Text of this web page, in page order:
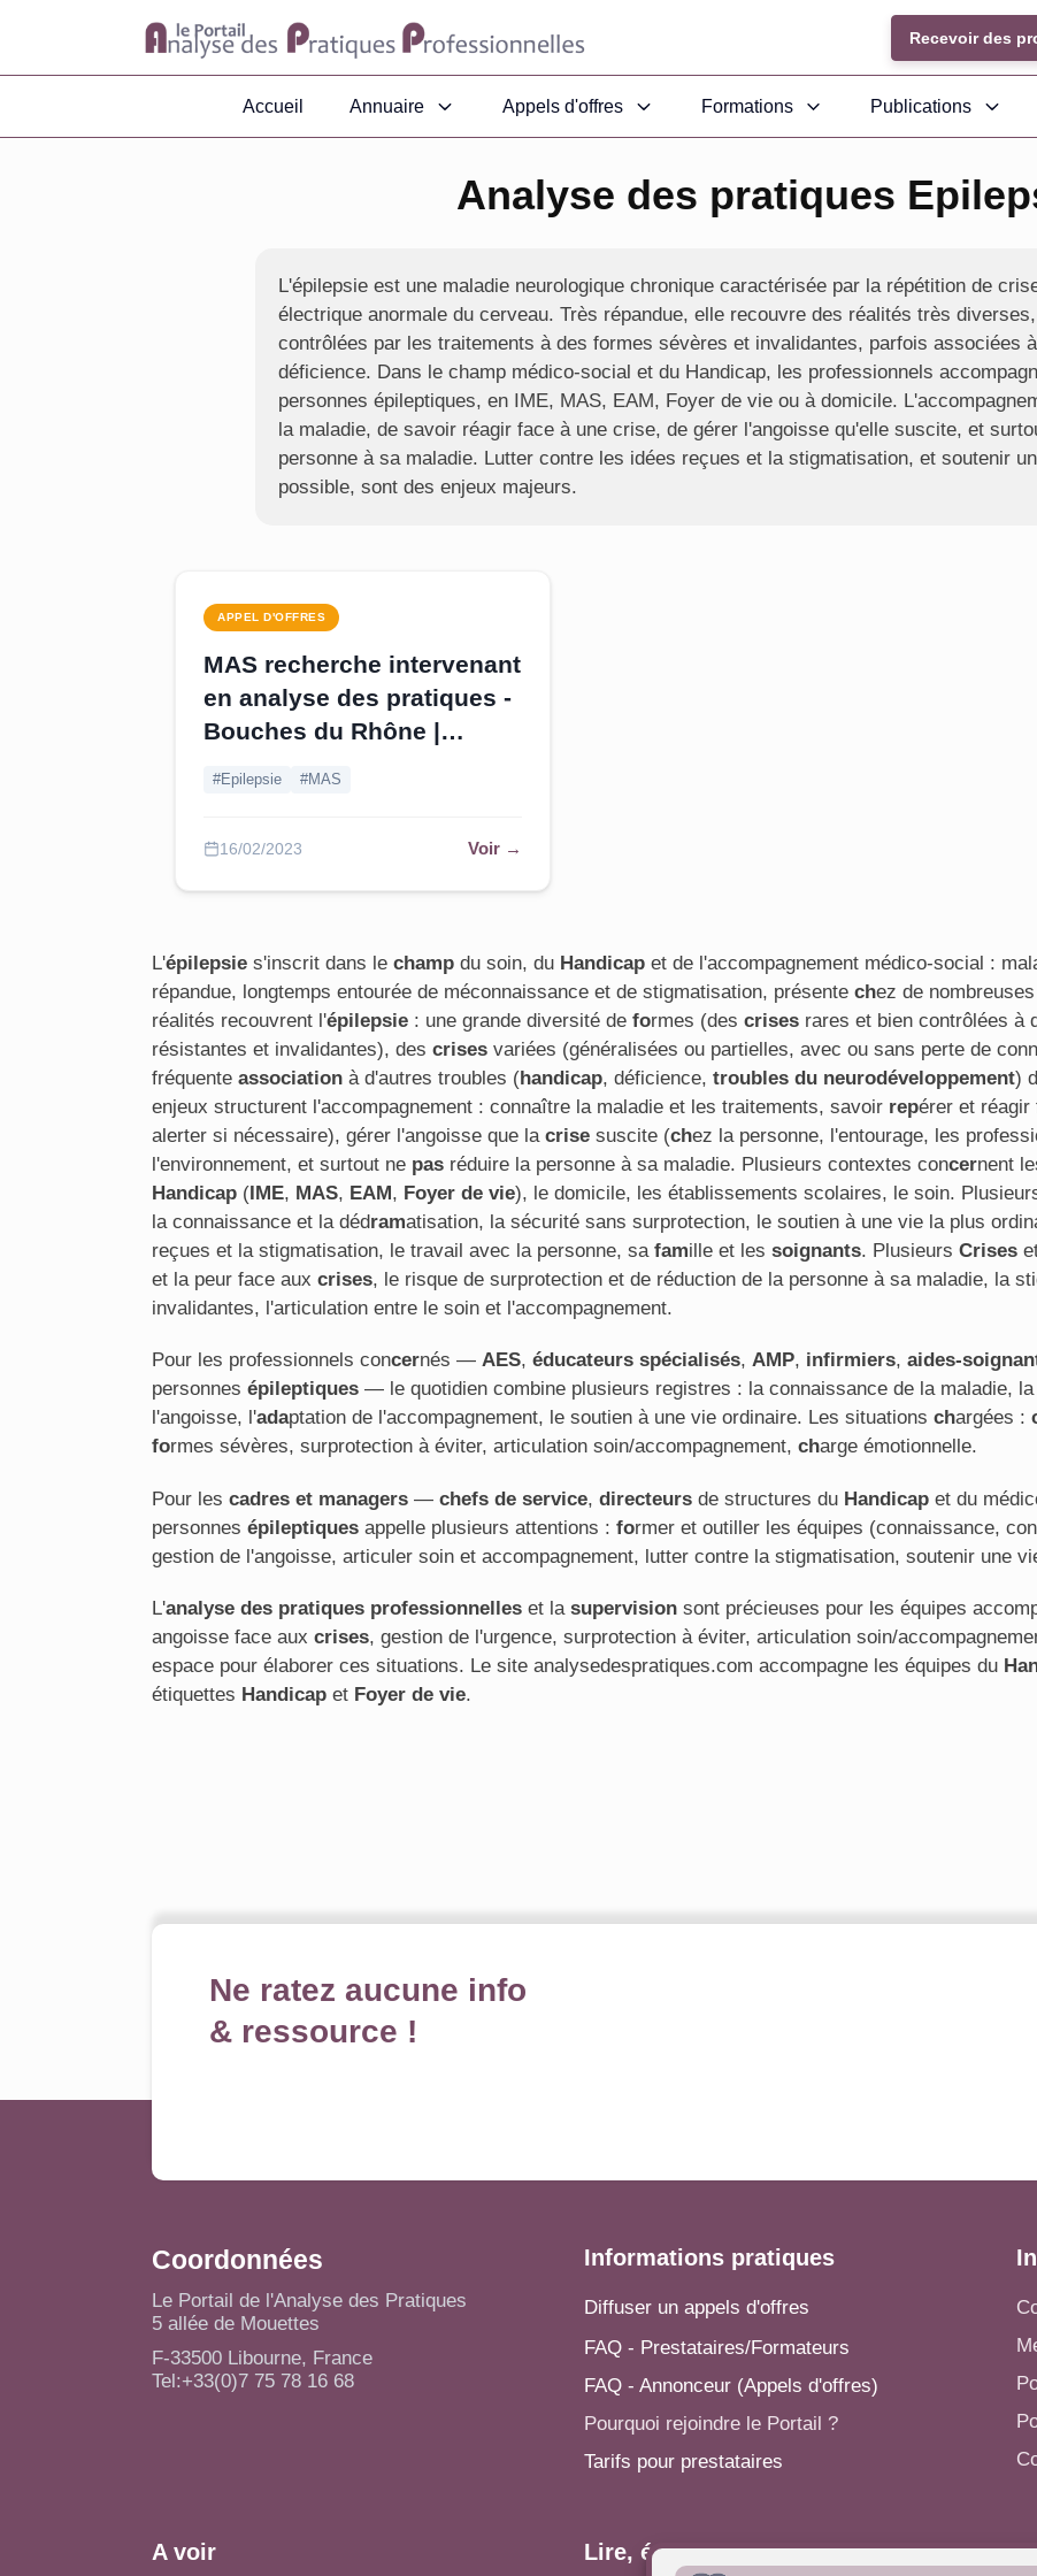
Recevoir des
Accueil Annuaire Appels d'offres Formations Publications
Analyse des pratiques
L'épilepsie est une maladie neurologique chronique caractérisée par la répétition de
électrique anormale du cerveau. Très répandue, elle recouvre des réalités très
contrôlées par les traitements à des formes sévères et invalidantes, parfois associées
déficience. Dans le champ médico-social et du Handicap, les professionnels
personnes épileptiques, en IME, MAS, EAM, Foyer de vie ou à domicile.
la maladie, de savoir réagir face à une crise, de gérer l'angoisse qu'elle suscite, et
personne à sa maladie. Lutter contre les idées reçues et la stigmatisation, et soutenir
possible, sont des enjeux majeurs.
APPEL D'OFFRES
MAS recherche intervenant
en analyse des pratiques -
Bouches du Rhône |
#Epilepsie #MAS
16/02/2023 Voir →
L'épilepsie s'inscrit dans le champ du soin, du Handicap et de l'accompagnement médico-social :
répandue, longtemps entourée de méconnaissance et de stigmatisation, présente chez de
réalités recouvrent l'épilepsie : une grande diversité de formes (des crises rares et bien contrôlées à
résistantes et invalidantes), des crises variées (généralisées ou partielles, avec ou sans perte de
fréquente association à d'autres troubles (handicap, déficience, troubles du neurodéveloppement)
enjeux structurent l'accompagnement : connaître la maladie et les traitements, savoir repérer et réagir
alerter si nécessaire), gérer l'angoisse que la crise suscite (chez la personne, l'entourage, les
l'environnement, et surtout ne pas réduire la personne à sa maladie. Plusieurs contextes concernent
Handicap (IME, MAS, EAM, Foyer de vie), le domicile, les établissements scolaires, le soin.
la connaissance et la dédramatisation, la sécurité sans surprotection, le soutien à une vie la plus
reçues et la stigmatisation, le travail avec la personne, sa famille et les soignants. Plusieurs Crises
et la peur face aux crises, le risque de surprotection et de réduction de la personne à sa maladie, la
invalidantes, l'articulation entre le soin et l'accompagnement.
Pour les professionnels concernés — AES, éducateurs spécialisés, AMP, infirmiers, aides-
personnes épileptiques — le quotidien combine plusieurs registres : la connaissance de la maladie,
l'angoisse, l'adaptation de l'accompagnement, le soutien à une vie ordinaire. Les situations chargées :
formes sévères, surprotection à éviter, articulation soin/accompagnement, charge émotionnelle.
Pour les cadres et managers — chefs de service, directeurs de structures du Handicap et du
personnes épileptiques appelle plusieurs attentions : former et outiller les équipes (connaissance,
gestion de l'angoisse, articuler soin et accompagnement, lutter contre la stigmatisation, soutenir une
L'analyse des pratiques professionnelles et la supervision sont précieuses pour les équipes
angoisse face aux crises, gestion de l'urgence, surprotection à éviter, articulation soin/
espace pour élaborer ces situations. Le site analysedespratiques.com accompagne les équipes du
étiquettes Handicap et Foyer de vie.
Ne ratez aucune info
& ressource !
Coordonnées
Le Portail de l'Analyse des Pratiques
5 allée de Mouettes
F-33500 Libourne, France
Tel:+33(0)7 75 78 16 68
Informations pratiques
Diffuser un appels d'offres
FAQ - Prestataires/Formateurs
FAQ - Annonceur (Appels d'offres)
Pourquoi rejoindre le Portail ?
Tarifs pour prestataires
A voir Lire, écrire...